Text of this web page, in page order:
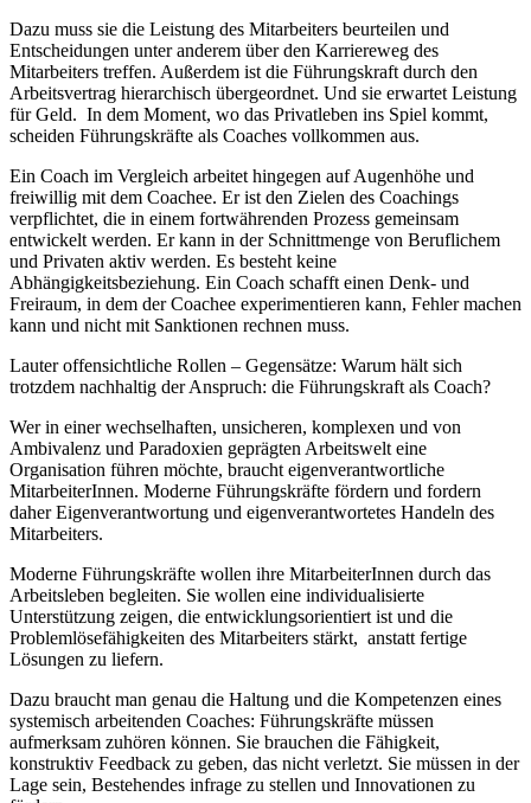
Dazu muss sie die Leistung des Mitarbeiters beurteilen und
Entscheidungen unter anderem über den Karriereweg des
Mitarbeiters treffen. Außerdem ist die Führungskraft durch den
Arbeitsvertrag hierarchisch übergeordnet. Und sie erwartet Leistung
für Geld. In dem Moment, wo das Privatleben ins Spiel kommt,
scheiden Führungskräfte als Coaches vollkommen aus.
Ein Coach im Vergleich arbeitet hingegen auf Augenhöhe und
freiwillig mit dem Coachee. Er ist den Zielen des Coachings
verpflichtet, die in einem fortwährenden Prozess gemeinsam
entwickelt werden. Er kann in der Schnittmenge von Beruflichem
und Privaten aktiv werden. Es besteht keine
Abhängigkeitsbeziehung. Ein Coach schafft einen Denk- und
Freiraum, in dem der Coachee experimentieren kann, Fehler machen
kann und nicht mit Sanktionen rechnen muss.
Lauter offensichtliche Rollen – Gegensätze: Warum hält sich
trotzdem nachhaltig der Anspruch: die Führungskraft als Coach?
Wer in einer wechselhaften, unsicheren, komplexen und von
Ambivalenz und Paradoxien geprägten Arbeitswelt eine
Organisation führen möchte, braucht eigenverantwortliche
MitarbeiterInnen. Moderne Führungskräfte fördern und fordern
daher Eigenverantwortung und eigenverantwortetes Handeln des
Mitarbeiters.
Moderne Führungskräfte wollen ihre MitarbeiterInnen durch das
Arbeitsleben begleiten. Sie wollen eine individualisierte
Unterstützung zeigen, die entwicklungsorientiert ist und die
Problemlösefähigkeiten des Mitarbeiters stärkt, anstatt fertige
Lösungen zu liefern.
Dazu braucht man genau die Haltung und die Kompetenzen eines
systemisch arbeitenden Coaches: Führungskräfte müssen
aufmerksam zuhören können. Sie brauchen die Fähigkeit,
konstruktiv Feedback zu geben, das nicht verletzt. Sie müssen in der
Lage sein, Bestehendes infrage zu stellen und Innovationen zu